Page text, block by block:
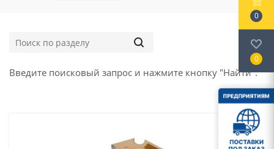
Введите поисковый запрос и нажмите кнопку "Найти".
0
0